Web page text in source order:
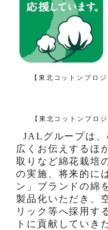
【東北コットンプロジ
【東北コットンプロ
JAL グループは
広くお伝えするほ
取りなど綿花栽培
の実施、将来的に
ン」ブランドの綿
製品化いただき、
リック等へ採用す
トに貢献していき